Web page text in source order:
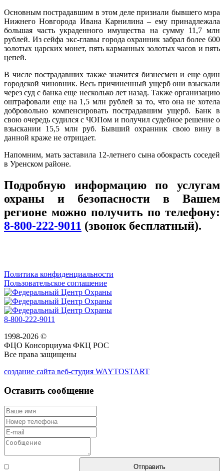
Основным пострадавшим в этом деле признали бывшего мэра
Нижнего Новгорода Ивана Карнилина – ему принадлежала
большая часть украденного имущества на сумму 11,7 млн
рублей. Из сейфа экс-главы города охранник забрал более 600
золотых царских монет, пять карманных золотых часов и пять
цепей.
В числе пострадавших также значится бизнесмен и еще один
городской чиновник. Весь причиненный ущерб они взыскали
через суд с банка еще несколько лет назад. Также организацию
оштрафовали еще на 1,5 млн рублей за то, что она не хотела
добровольно компенсировать пострадавшим ущерб. Банк в
свою очередь судился с ЧОПом и получил судебное решение о
взыскании 15,5 млн руб. Бывший охранник свою вину в
данной краже не отрицает.
Напомним, мать заставила 12-летнего сына обокрасть соседей
в Уренском районе.
Подробную информацию по услугам
охраны и безопасности в Вашем
регионе можно получить по телефону:
8-800-222-9011 (звонок бесплатный).
Политика конфиденциальности
Пользовательское соглашение
8-800-222-9011
1998-2026 ©
ФЦО Консорциума ФКЦ РОС
Все права защищены
создание сайта веб-студия WAYTOSTART
Оставить сообщение
Отправить